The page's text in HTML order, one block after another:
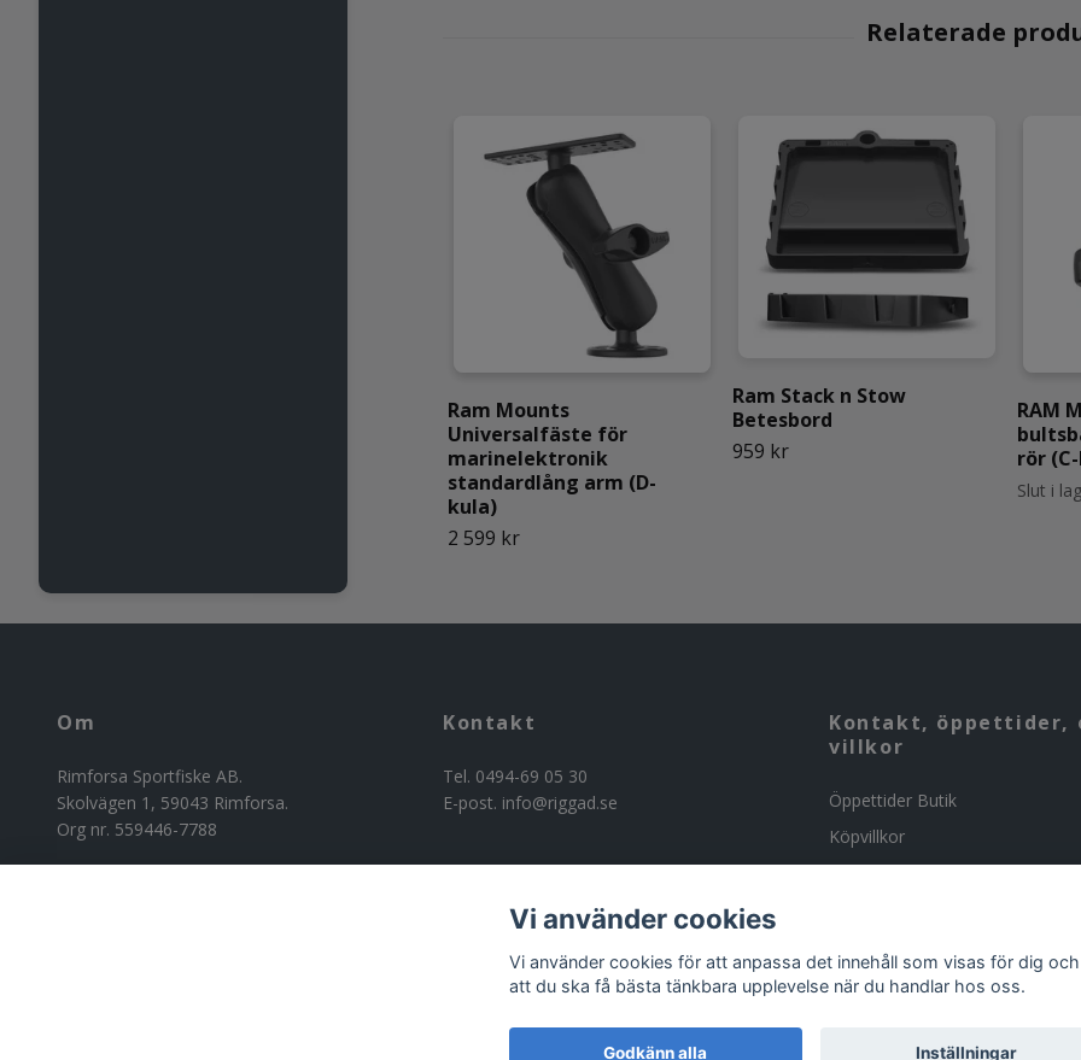
Ram Mounts
Universalfäste för
marinelektronik
standardlång arm (D-
kula)
2 599 kr
Ram Stack n Stow
Betesbord
959 kr
RAM
rör
Slut i
Om
Rimforsa Sportfiske AB.
Skolvägen 1, 59043 Rimforsa.
Org nr. 559446-7788
Kontakt
Tel. 0494-69 05 30
E-post. info@riggad.se
Kontakt, öppettider,
villkor
Öppettider Butik
Köpvillkor
Vi använder cookies
Vi använder cookies för att anpassa det innehåll som visas för dig
att du ska få bästa tänkbara upplevelse när du handlar hos oss.
Godkänn alla Inställningar